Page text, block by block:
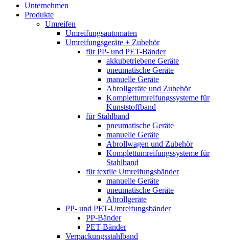
Unternehmen
Produkte
Umreifen
Umreifungsautomaten
Umreifungsgeräte + Zubehör
für PP- und PET-Bänder
akkubetriebene Geräte
pneumatische Geräte
manuelle Geräte
Abrollgeräte und Zubehör
Komplett­umreifungs­systeme für
Kunststoffband
für Stahlband
pneumatische Geräte
manuelle Geräte
Abrollwagen und Zubehör
Komplett­umreifungs­systeme für
Stahlband
für textile Umreifungsbänder
manuelle Geräte
pneumatische Geräte
Abrollgeräte
PP- und PET-Umreifungsbänder
PP-Bänder
PET-Bänder
Verpackungsstahlband